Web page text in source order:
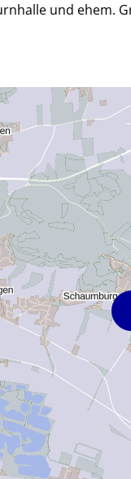
und ehem.